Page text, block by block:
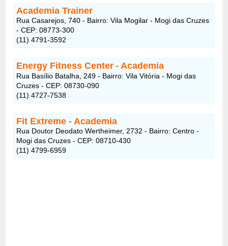
Academia Trainer
Rua Casarejos, 740 - Bairro: Vila Mogilar - Mogi das Cruzes
- CEP: 08773-300
(11) 4791-3592
Energy Fitness Center - Academia
Rua Basílio Batalha, 249 - Bairro: Vila Vitória - Mogi das
Cruzes - CEP: 08730-090
(11) 4727-7538
Fit Extreme - Academia
Rua Doutor Deodato Wertheimer, 2732 - Bairro: Centro -
Mogi das Cruzes - CEP: 08710-430
(11) 4799-6959